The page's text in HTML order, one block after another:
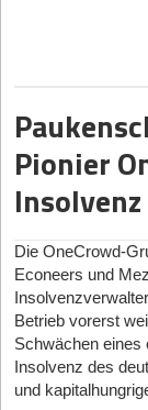
können.
Arbeitnehmer
davon. Ähnliche
Hinweis:Alle
lediglich eine
ersetzt. Je
gearbeitet wurde,
"freiwilligen
Alternative für
Pionier
Insolvenz
Die OneCrowd-
Econeers und
Betrieb vorerst
Schwächen eines
Insolvenz des
und